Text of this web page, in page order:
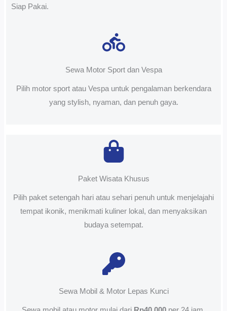
Siap Pakai.
Sewa Motor Sport dan Vespa
Pilih motor sport atau Vespa untuk pengalaman berkendara
yang stylish, nyaman, dan penuh gaya.
Paket Wisata Khusus
Pilih paket setengah hari atau sehari penuh untuk menjelajahi
tempat ikonik, menikmati kuliner lokal, dan menyaksikan
budaya setempat.
Sewa Mobil & Motor Lepas Kunci